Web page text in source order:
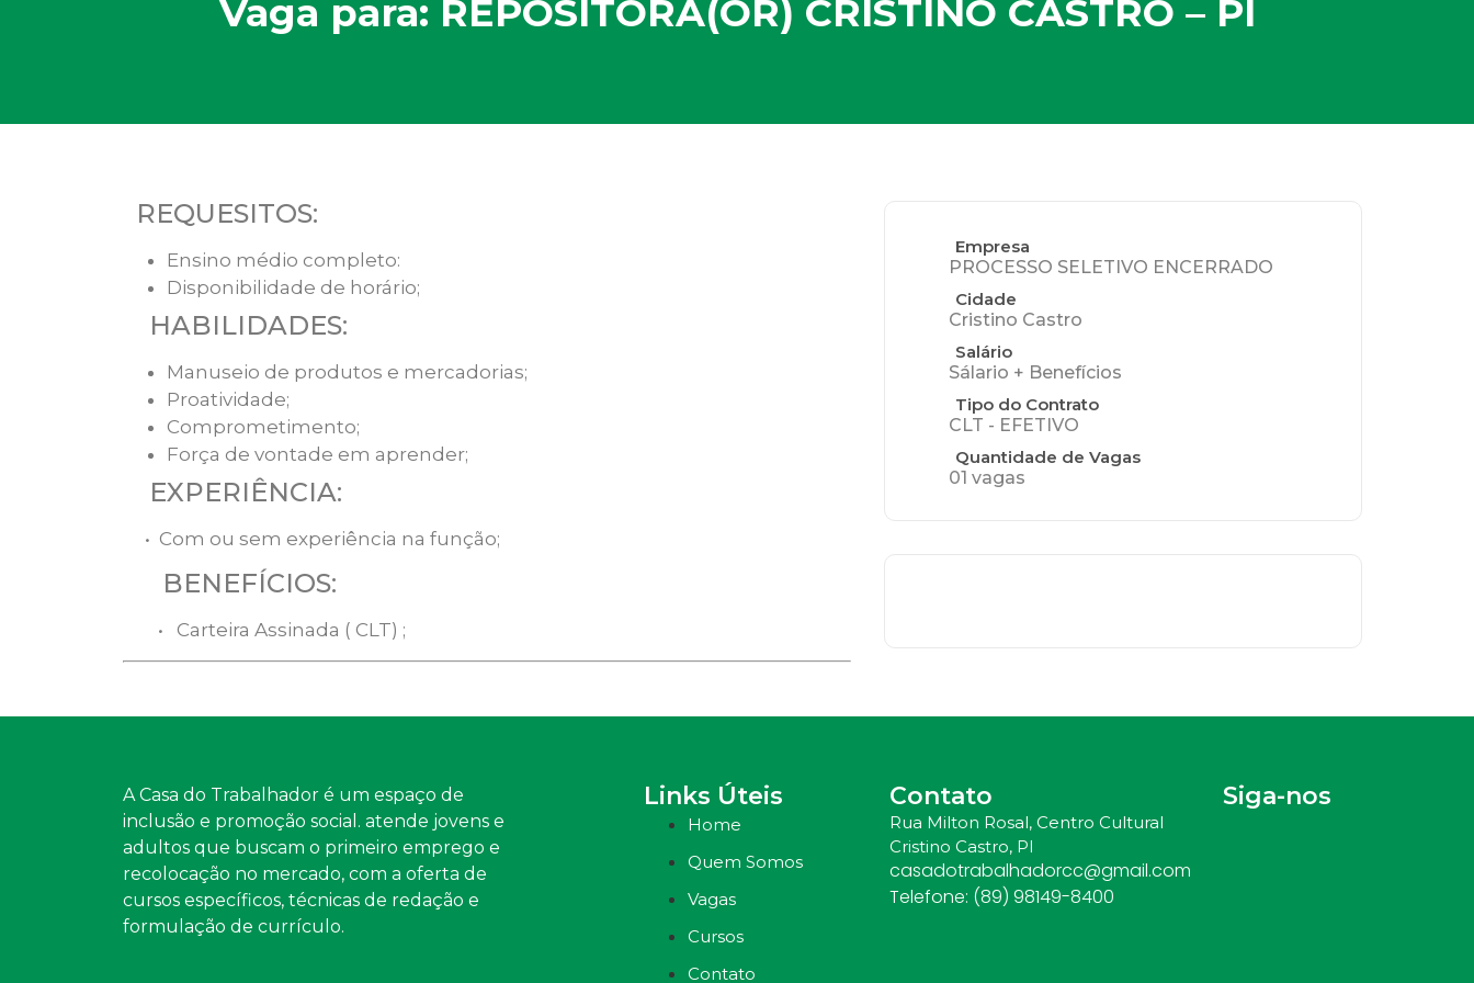
Vaga para: REPOSITORA(OR) CRISTINO CASTRO – PI
REQUESITOS:
Ensino médio completo:
Disponibilidade de horário;
HABILIDADES:
Manuseio de produtos e mercadorias;
Proatividade;
Comprometimento;
Força de vontade em aprender;
EXPERIÊNCIA:
• Com ou sem experiência na função;
BENEFÍCIOS:
• Carteira Assinada ( CLT) ;
Empresa
PROCESSO SELETIVO ENCERRADO
Cidade
Cristino Castro
Salário
Sálario + Benefícios
Tipo do Contrato
CLT - EFETIVO
Quantidade de Vagas
01 vagas
A Casa do Trabalhador é um espaço de
inclusão e promoção social. atende jovens e
adultos que buscam o primeiro emprego e
recolocação no mercado, com a oferta de
cursos específicos, técnicas de redação e
formulação de currículo.
Links Úteis
Home
Quem Somos
Vagas
Cursos
Contato
Contato
Rua Milton Rosal, Centro Cultural
Cristino Castro, PI
casadotrabalhadorcc@gmail.com
Telefone: (89) 98149-8400
Siga-nos